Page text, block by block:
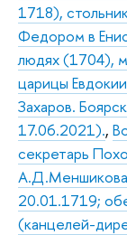
1718),
Федором в
людях (1704),
царицы
Захаров.
17.06.2021).,
секретарь
А.Д.Меншикова
20.01.1719;
(канцелей-